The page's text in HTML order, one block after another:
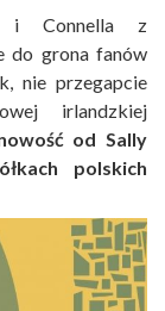
i Connella z
do grona fanów
nie przegapcie
irlandzkiej
od Sally
polskich